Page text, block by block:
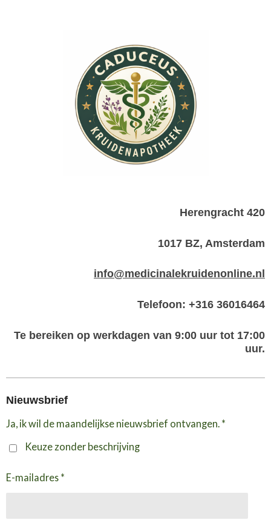
Herengracht 420
1017 BZ, Amsterdam
info@medicinalekruidenonline.nl
Telefoon: +316 36016464
Te bereiken op werkdagen van 9:00 uur tot 17:00
uur.
Nieuwsbrief
Ja, ik wil de maandelijkse nieuwsbrief ontvangen. *
Keuze zonder beschrijving
E-mailadres *